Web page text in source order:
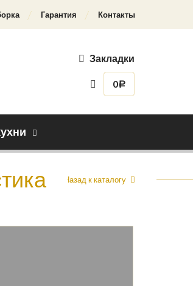
Гарантия Контакты
Закладки
0Р
Назад к каталогу